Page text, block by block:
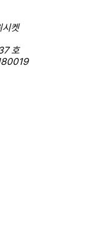
켓
호